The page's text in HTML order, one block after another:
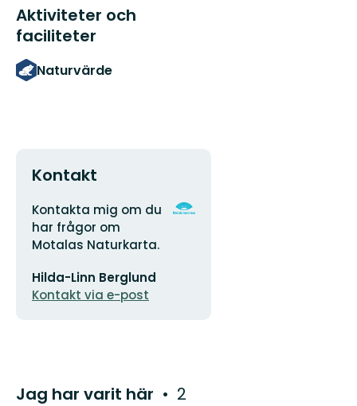
Aktiviteter och
faciliteter
Naturvärde
Kontakt
Adress
Kontakta mig om du
har frågor om
Motalas Naturkarta.
postadress
Hilda-Linn Berglund
Kontakt via e-post
Organisationens
Jag har varit här 2